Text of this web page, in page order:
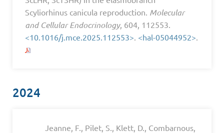
Scyliorhinus canicula reproduction. Molecular
and Cellular Endocrinology, 604, 112553.
<10.1016/j.mce.2025.112553>. <hal-05044952>.
2024
Jeanne, F., Pilet, S., Klett, D., Combarnous,